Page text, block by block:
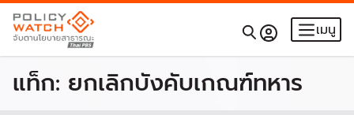
เมนู
แท็ก: ยกเลิกบังคับเกณฑ์ทหาร